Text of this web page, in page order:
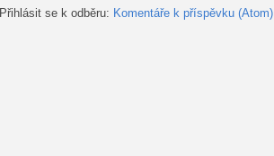
Přihlásit se k odběru: Komentáře k příspěvku (Atom)